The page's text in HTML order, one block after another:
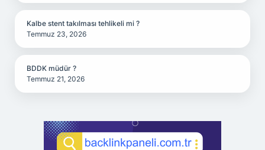
Kalbe stent takılması tehlikeli mi ?
Temmuz 23, 2026
BDDK müdür ?
Temmuz 21, 2026